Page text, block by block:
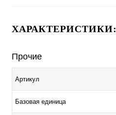
ХАРАКТЕРИСТИКИ:
Прочие
Артикул
Базовая единица